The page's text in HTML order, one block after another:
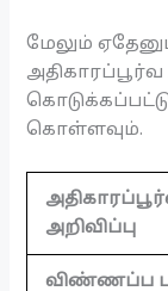
மேலும்
அதிகாரப்பூர்வ
கொள்ளவும்.
அறிவிப்பு
விண்ணப்ப